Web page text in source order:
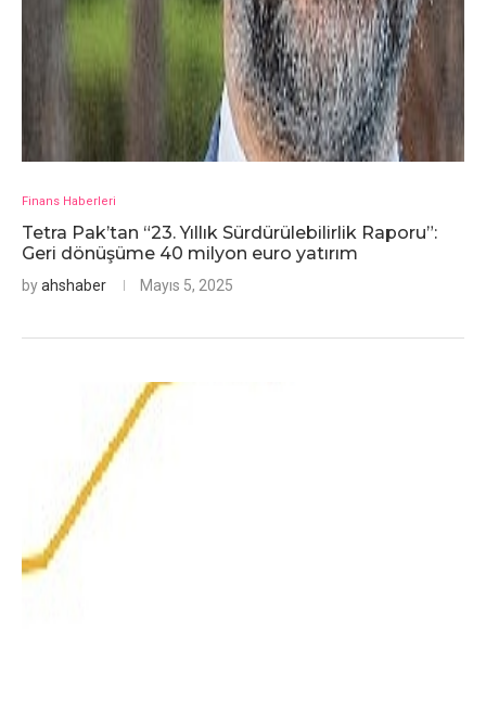
Finans Haberleri
Tetra Pak’tan “23. Yıllık Sürdürülebilirlik Raporu”:
Geri dönüşüme 40 milyon euro yatırım
byahshaber Mayıs 5, 2025